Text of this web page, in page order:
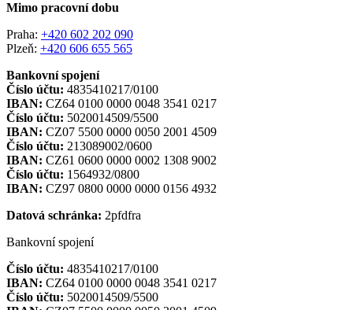
Mimo pracovní dobu
Praha: +420 602 202 090
Plzeň: +420 606 655 565
Bankovní spojení
Číslo účtu: 4835410217/0100
IBAN: CZ64 0100 0000 0048 3541 0217
Číslo účtu: 5020014509/5500
IBAN: CZ07 5500 0000 0050 2001 4509
Číslo účtu: 213089002/0600
IBAN: CZ61 0600 0000 0002 1308 9002
Číslo účtu: 1564932/0800
IBAN: CZ97 0800 0000 0000 0156 4932
Datová schránka: 2pfdfra
Bankovní spojení
Číslo účtu: 4835410217/0100
IBAN: CZ64 0100 0000 0048 3541 0217
Číslo účtu: 5020014509/5500